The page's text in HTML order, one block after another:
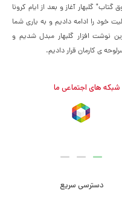
"پاتوق گتاب" گلبهار آغاز و بعد از ایام کرونا
خود را ادامه دادیم و به یاری شما
نوشت افزار گلبهار مبدل شدیم و
ی کارمان قرار دادیم.
شبکه های اجتماعی ما
دسترسی سریع